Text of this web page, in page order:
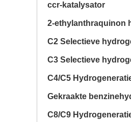
ccr-katalysator
C4/C5
C8/C9